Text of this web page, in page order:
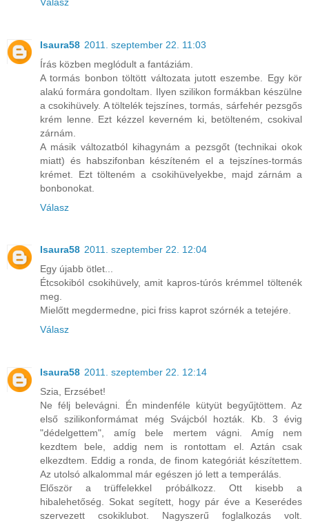
Isaura58 2011. szeptember 22. 11:03
Írás közben meglódult a fantáziám.
A tormás bonbon töltött változata jutott eszembe. Egy kör
alakú formára gondoltam. Ilyen szilikon formákban készülne
a csokihüvely. A töltelék tejszínes, tormás, sárfehér pezsgős
krém lenne. Ezt kézzel keverném ki, betölteném, csokival
zárnám.
A másik változatból kihagynám a pezsgőt (technikai okok
miatt) és habszifonban készíteném el a tejszínes-tormás
krémet. Ezt tölteném a csokihüvelyekbe, majd zárnám a
bonbonokat.
Válasz
Isaura58 2011. szeptember 22. 12:04
Egy újabb ötlet...
Étcsokiból csokihüvely, amit kapros-túrós krémmel töltenék
meg.
Mielőtt megdermedne, pici friss kaprot szórnék a tetejére.
Válasz
Isaura58 2011. szeptember 22. 12:14
Szia, Erzsébet!
Ne félj belevágni. Én mindenféle kütyüt begyűjtöttem. Az
első szilikonformámat még Svájcból hozták. Kb. 3 évig
"dédelgettem", amíg bele mertem vágni. Amíg nem
kezdtem bele, addig nem is rontottam el. Aztán csak
elkezdtem. Eddig a ronda, de finom kategóriát készítettem.
Az utolsó alkalommal már egészen jó lett a temperálás.
Először a trüffelekkel próbálkozz. Ott kisebb a
hibalehetőség. Sokat segített, hogy pár éve a Keserédes
szervezett csokiklubot. Nagyszerű foglalkozás volt.